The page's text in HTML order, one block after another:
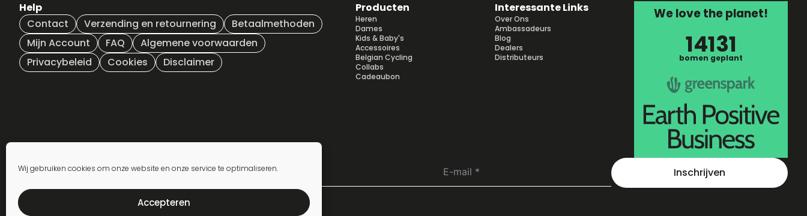
Wij gebruiken cookies om onze website en onze service te optimaliseren.
Accepteren
Help
Contact
Verzending en retournering
Betaalmethoden
Mijn Account
FAQ
Algemene voorwaarden
Privacybeleid
Cookies Disclaimer
Producten
Heren
Dames
Kids & Baby's
Accessoires
Belgian Cycling
Collabs
Cadeaubon
Interessante Links
Over Ons
Ambassadeurs
Blog
Dealers
Distributeurs
We love the planet!
14131
bomen geplant
Inschrijven nieuwsbrief Inschrijven